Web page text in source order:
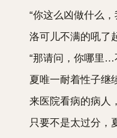
“你这么凶做什么，
洛可儿不满的吼了起
“那请问，你哪里…
夏唯一耐着性子继续
来医院看病的病人，
只要不是太过分，夏